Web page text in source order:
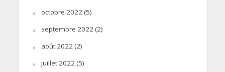
octobre 2022(5)
septembre 2022(2)
août 2022(2)
juillet 2022(5)